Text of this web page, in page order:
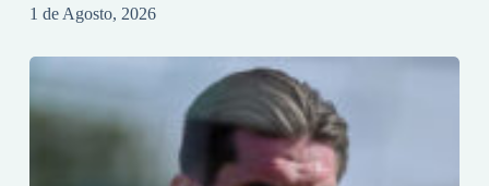
1 de Agosto, 2026